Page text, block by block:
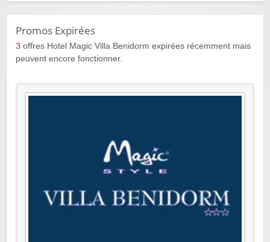
Promos Expirées
3 offres Hotel Magic Villa Benidorm expirées récemment mais
peuvent encore fonctionner.